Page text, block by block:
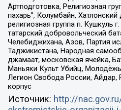
Артподготовка, Религиозная
пахарь”, Колумбайн,
религиозная группа п. Кушкуль
татарский добровольческий
Челебиджихана, Азов, Партия
Таджикистана, Народная
джамаат, московская ячейка,
Маньяки Культ Убийц,
Легион Свобода России, Айдар,
корпус
Источник: http://